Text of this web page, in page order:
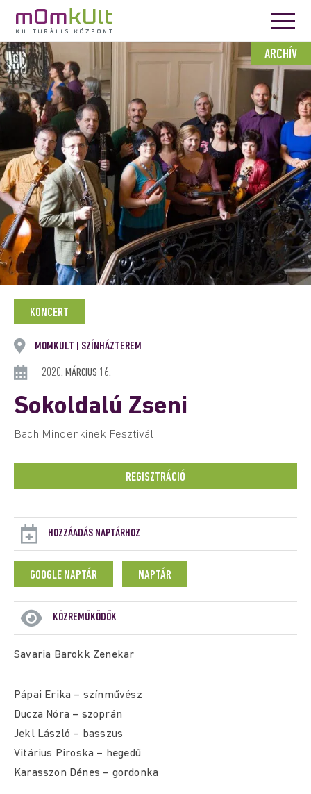
ARCHÍV
KONCERT
MOMKULT SZÍNHÁZTEREM
2020. MÁRCIUS 16.
Sokoldalú Zseni
Bach Mindenkinek Fesztivál
REGISZTRÁCIÓ
HOZZÁADÁS NAPTÁRHOZ
GOOGLE NAPTÁR NAPTÁR
KÖZREMŰKÖDŐK
Savaria Barokk Zenekar
Pápai Erika – színművész
Ducza Nóra – szoprán
Jekl László – basszus
Vitárius Piroska – hegedű
Karasszon Dénes – gordonka